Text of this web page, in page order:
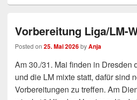
Vorbereitung Liga/LM-
Posted on 25. Mai 2026byAnja
Am 30./31. Mai finden in Dresden
und die LM mixte statt, dafür sind
Vorbereitungen zu treffen. Am